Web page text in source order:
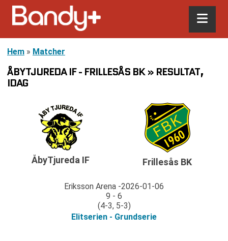
Hem » Matcher
ÅBYTJUREDA IF - FRILLESÅS BK » RESULTAT,
IDAG
ÅbyTjureda IF
Eriksson Arena 2026-01-06
9 - 6
(4-3, 5-3)
Elitserien - Grundserie
Frillesås BK